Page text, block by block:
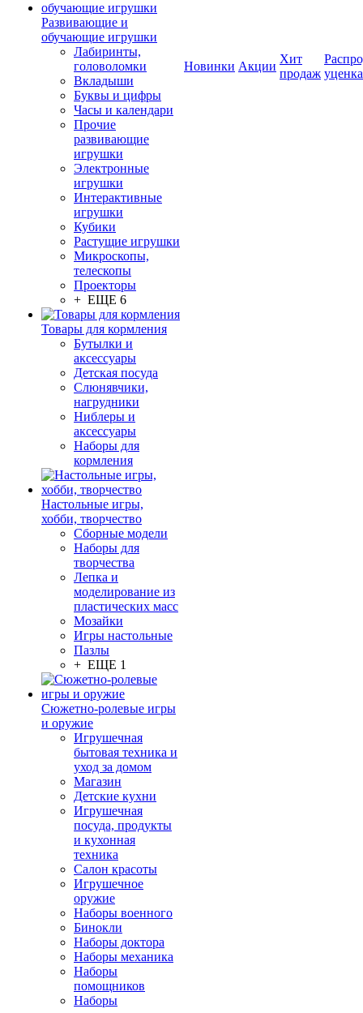
Развивающие и
обучающие игрушки
Лабиринты,
головоломки
Вкладыши
Буквы и цифры
Часы и календари
Прочие
развивающие
игрушки
Электронные
игрушки
Интерактивные
игрушки
Кубики
Растущие игрушки
Микроскопы,
телескопы
Проекторы
+ ЕЩЕ 6
Товары для кормления
Бутылки и
аксессуары
Детская посуда
Слюнявчики,
нагрудники
Ниблеры и
аксессуары
Наборы для
кормления
Настольные игры,
хобби, творчество
Сборные модели
Наборы для
творчества
Лепка и
моделирование из
пластических масс
Мозайки
Игры настольные
Пазлы
+ ЕЩЕ 1
Сюжетно-ролевые игры
и оружие
Игрушечная
бытовая техника и
уход за домом
Магазин
Детские кухни
Игрушечная
посуда, продукты
и кухонная
техника
Салон красоты
Игрушечное
оружие
Наборы военного
Бинокли
Наборы доктора
Наборы механика
Наборы
помощников
Наборы
Новинки Акции
Хит
продаж уценка